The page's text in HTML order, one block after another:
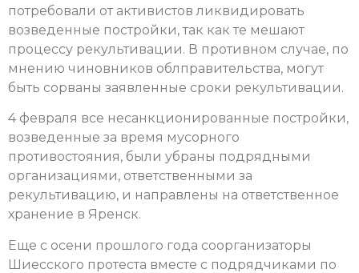
потребовали от активистов ликвидировать
возведенные постройки, так как те мешают
процессу рекультивации. В противном случае, по
мнению чиновников облправительства, могут
быть сорваны заявленные сроки рекультивации.
4 февраля все несанкционированные постройки,
возведенные за время мусорного
противостояния, были убраны подрядными
организациями, ответственными за
рекультивацию, и направлены на ответственное
хранение в Яренск.
Еще с осени прошлого года соорганизаторы
Шиесского протеста вместе с подрядчиками по